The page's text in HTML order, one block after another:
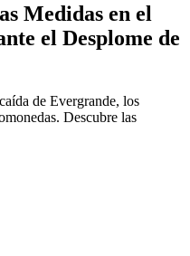
Medidas en el
el Desplome de
de Evergrande, los
Descubre las